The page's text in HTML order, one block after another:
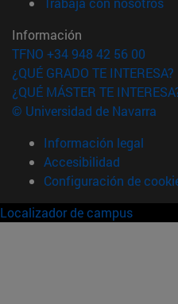
Información
TFNO +34 948 42 56 00
¿QUÉ GRADO TE INTERESA?
¿QUÉ MÁSTER TE
© Universidad de Navarra
Información legal
Accesibilidad
Configuración de
Localizador de campus